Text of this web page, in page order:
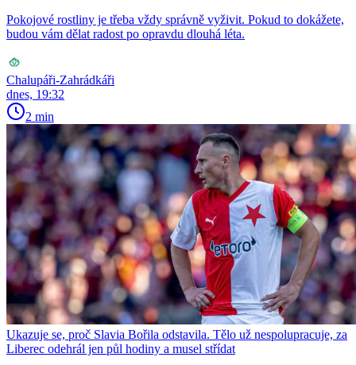
Pokojové rostliny je třeba vždy správně vyživit. Pokud to dokážete,
budou vám dělat radost po opravdu dlouhá léta.
Chalupáři-Zahrádkáři
dnes, 19:32
2 min
Ukazuje se, proč Slavia Bořila odstavila. Tělo už nespolupracuje, za
Liberec odehrál jen půl hodiny a musel střídat